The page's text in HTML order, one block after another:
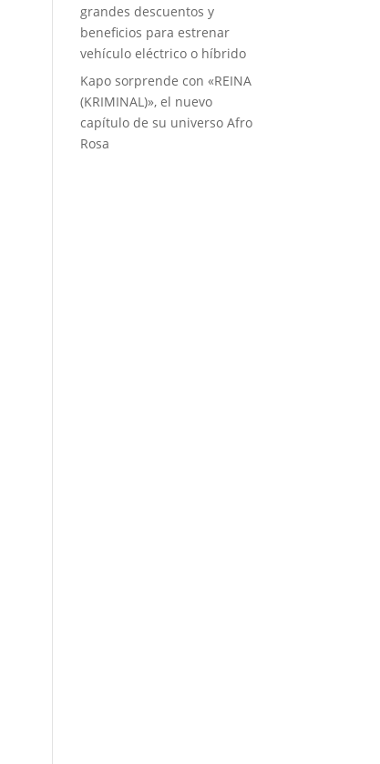
grandes descuentos y
beneficios para estrenar
vehículo eléctrico o híbrido
Kapo sorprende con «REINA
(KRIMINAL)», el nuevo
capítulo de su universo Afro
Rosa